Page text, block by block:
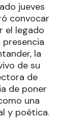
jueves
convocar
el legado
la
de su
de
de poner
una
y poética.